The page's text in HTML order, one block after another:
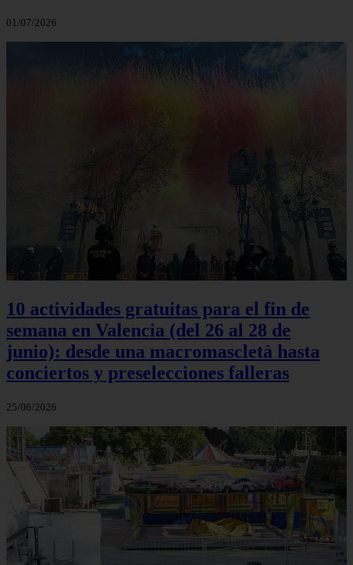
01/07/2026
10 actividades gratuitas para el fin de
semana en Valencia (del 26 al 28 de
junio): desde una macromascletà hasta
conciertos y preselecciones falleras
25/06/2026